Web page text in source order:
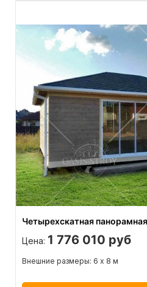
Четырехскатная
Цена: 1 776 010 руб
Внешние размеры: 6 х 8 м